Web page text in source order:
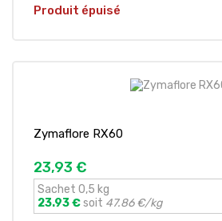
Produit épuisé
Zymaflore RX60
23,93 €
Sachet 0,5 kg
23.93 €soit 47.86 €/kg